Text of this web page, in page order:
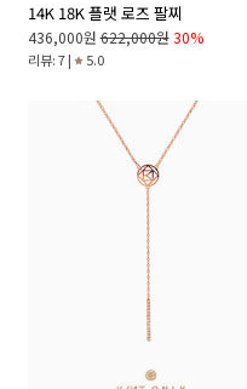
14K 18K 플랫 로즈 팔찌
436,000원 622,000원 30%
리뷰: 7 | 5.0